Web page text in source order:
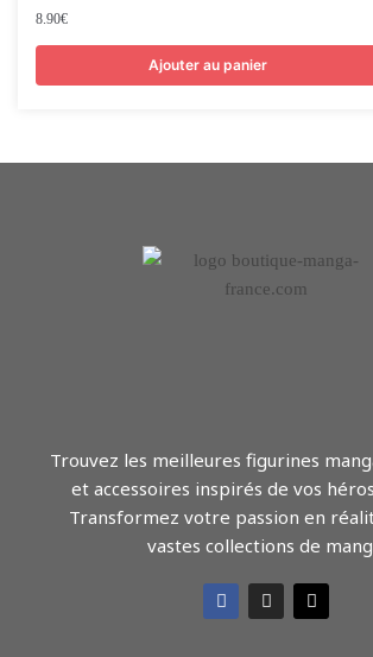
8.90€
Ajouter au panier
Trouvez les meilleures figurines
et accessoires inspirés de vos
Transformez votre passion en
vastes collections de